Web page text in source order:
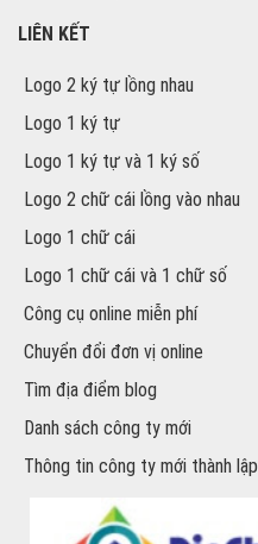
LIÊN KẾT
Logo 2 ký tự lồng nhau
Logo 1 ký tự
Logo 1 ký tự và 1 ký số
Logo 2 chữ cái lồng vào nhau
Logo 1 chữ cái
Logo 1 chữ cái và 1 chữ số
Công cụ online miễn phí
Chuyển đổi đơn vị online
Tìm địa điểm blog
Danh sách công ty mới
Thông tin công ty mới thành lập